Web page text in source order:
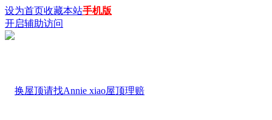
设为首页收藏本站手机版
开启辅助访问